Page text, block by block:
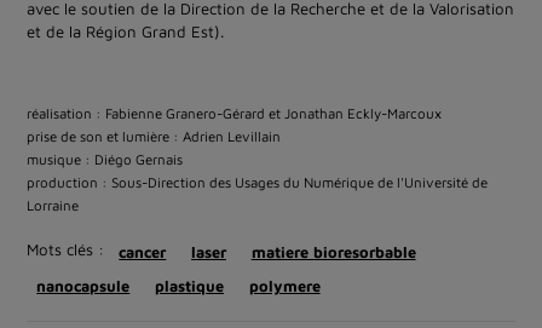
avec le soutien de la Direction de la Recherche et de la Valorisation
et de la Région Grand Est).
réalisation : Fabienne Granero-Gérard et Jonathan Eckly-Marcoux
prise de son et lumière : Adrien Levillain
musique : Diégo Gernais
production : Sous-Direction des Usages du Numérique de l'Université de
Lorraine
Mots clés : cancer laser
matiere bioresorbable
nanocapsule
plastique polymere